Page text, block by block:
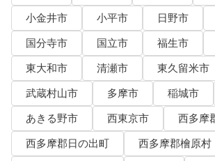
小金井市
小平市 日野市
国分寺市
国立市 福生市
東大和市
清瀬市
東久留米市
武蔵村山市
多摩市 稲城市
あきる野市
西東京市
西多摩
西多摩郡日の出町
西多摩郡檜原村